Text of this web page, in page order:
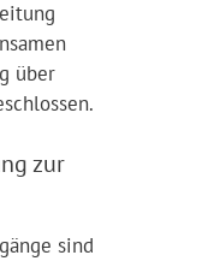
über
zur
sind